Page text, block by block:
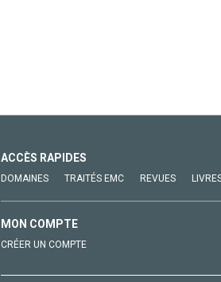
ACCÈS RAPIDES
DOMAINES TRAITÉS EMC REVUES
MON COMPTE
CRÉER UN COMPTE